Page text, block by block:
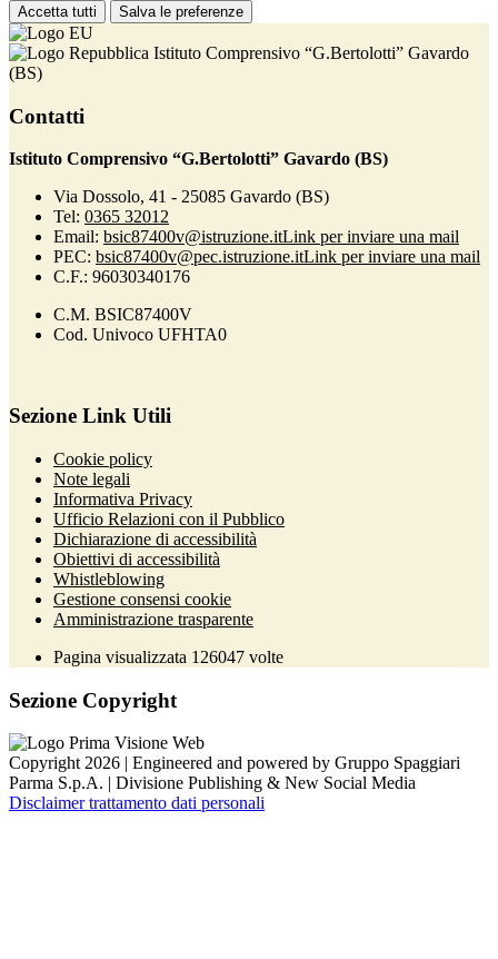
Accetta tutti Salva le preferenze
Istituto Comprensivo “G.Bertolotti” Gavardo
(BS)
Contatti
Istituto Comprensivo “G.Bertolotti” Gavardo (BS)
Via Dossolo, 41 - 25085 Gavardo (BS)
Tel: 0365 32012
Email: bsic87400v@istruzione.itLink per inviare una mail
PEC: bsic87400v@pec.istruzione.itLink per inviare una mail
C.F.: 96030340176
C.M. BSIC87400V
Cod. Univoco UFHTA0
Sezione Link Utili
Cookie policy
Note legali
Informativa Privacy
Ufficio Relazioni con il Pubblico
Dichiarazione di accessibilità
Obiettivi di accessibilità
Whistleblowing
Gestione consensi cookie
Amministrazione trasparente
Pagina visualizzata 126047 volte
Sezione Copyright
Copyright 2026 | Engineered and powered by Gruppo Spaggiari
Parma S.p.A. | Divisione Publishing & New Social Media
Disclaimer trattamento dati personali